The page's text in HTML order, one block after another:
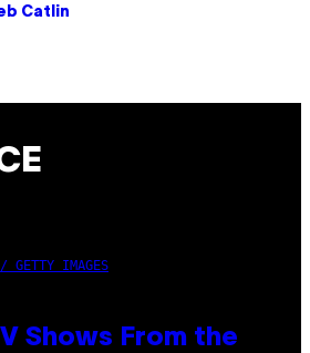
Catlin
/ GETTY IMAGES
Shows From the